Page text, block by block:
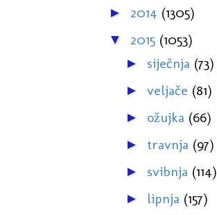
► 2014 (1305)
▼ 2015 (1053)
► siječnja (73)
► veljače (81)
► ožujka (66)
► travnja (97)
► svibnja (114)
► lipnja (157)